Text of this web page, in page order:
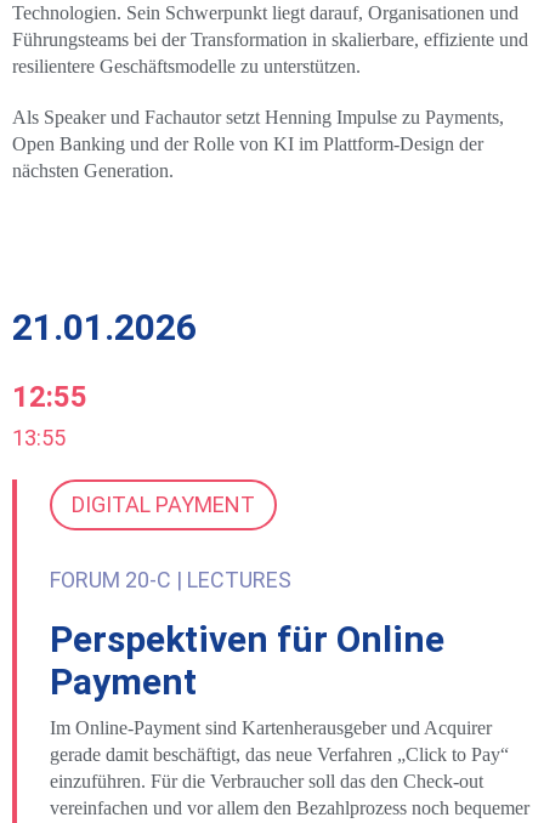
Technologien. Sein Schwerpunkt liegt darauf, Organisationen und
Führungsteams bei der Transformation in skalierbare, effiziente und
resilientere Geschäftsmodelle zu unterstützen.
Als Speaker und Fachautor setzt Henning Impulse zu Payments,
Open Banking und der Rolle von KI im Plattform-Design der
nächsten Generation.
21.01.2026
12:55
13:55
DIGITAL PAYMENT
FORUM 20-C | LECTURES
Perspektiven für Online
Payment
Im Online-Payment sind Kartenherausgeber und Acquirer
gerade damit beschäftigt, das neue Verfahren „Click to Pay“
einzuführen. Für die Verbraucher soll das den Check-out
vereinfachen und vor allem den Bezahlprozess noch bequemer